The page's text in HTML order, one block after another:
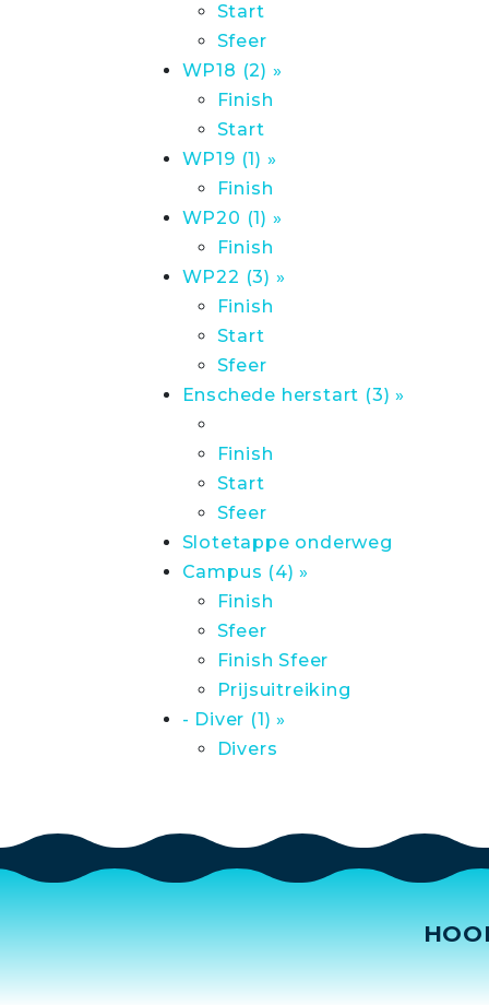
Start
Sfeer
WP18 (2) »
Finish
Start
WP19 (1) »
Finish
WP20 (1) »
Finish
WP22 (3) »
Finish
Start
Sfeer
Enschede herstart (3) »
Finish
Start
Sfeer
Slotetappe onderweg
Campus (4) »
Finish
Sfeer
Finish Sfeer
Prijsuitreiking
- Diver (1) »
Divers